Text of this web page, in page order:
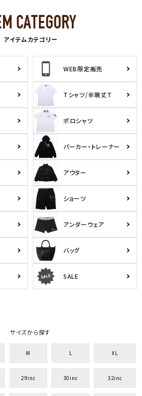
アイテムカテゴリー
WEB限定販売
Tシャツ/半端丈T
ポロシャツ
パーカー・トレーナー
アウター
ショーツ
アンダーウェア
バッグ
SALE
サイズから探す
M L XL
29inc 30inc 32inc